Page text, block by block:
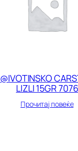
@IVOTINSKO
LIZLI 15GR 7076
Прочитај повеќе